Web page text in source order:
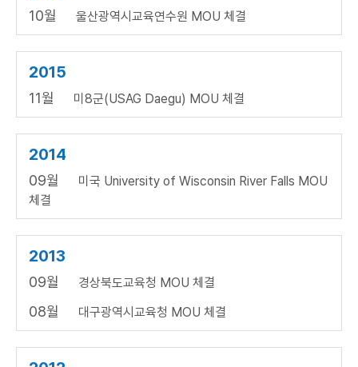
10월 울산광역시교육연수원 MOU 체결
2015
11월 미8군(USAG Daegu) MOU 체결
2014
09월
미국 University of Wisconsin River Falls MOU
체결
2013
09월 경상북도교육청 MOU 체결
08월 대구광역시교육청 MOU 체결